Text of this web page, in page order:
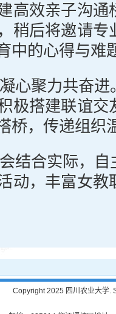
高效亲子沟通
稍后将邀请专
中的心得与难
心聚力共奋
极搭建联谊交
桥，传递组织
结合实际，
动，丰富女教
Copyright 2025 四川农业大学.